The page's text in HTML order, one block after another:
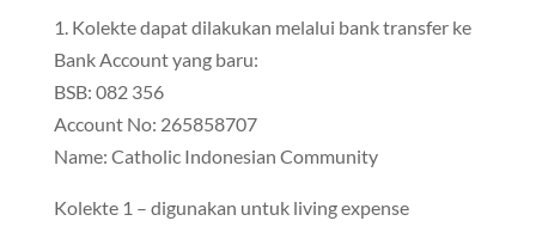
1. Kolekte dapat dilakukan melalui bank transfer ke
Bank Account yang baru:
BSB: 082 356
Account No: 265858707
Name: Catholic Indonesian Community
Kolekte 1 – digunakan untuk living expense